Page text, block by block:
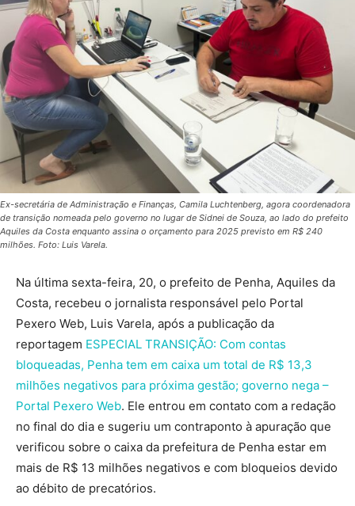
Ex-secretária de Administração e Finanças, Camila Luchtenberg, agora coordenadora
de transição nomeada pelo governo no lugar de Sidnei de Souza, ao lado do prefeito
Aquiles da Costa enquanto assina o orçamento para 2025 previsto em R$ 240
milhões. Foto: Luis Varela.
Na última sexta-feira, 20, o prefeito de Penha, Aquiles da
Costa, recebeu o jornalista responsável pelo Portal
Pexero Web, Luis Varela, após a publicação da
reportagem ESPECIAL TRANSIÇÃO: Com contas
bloqueadas, Penha tem em caixa um total de R$ 13,3
milhões negativos para próxima gestão; governo nega –
Portal Pexero Web. Ele entrou em contato com a redação
no final do dia e sugeriu um contraponto à apuração que
verificou sobre o caixa da prefeitura de Penha estar em
mais de R$ 13 milhões negativos e com bloqueios devido
ao débito de precatórios.